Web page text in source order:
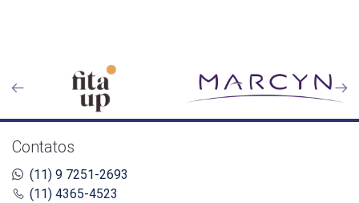
Contatos
(11) 9 7251-2693
(11) 4365-4523